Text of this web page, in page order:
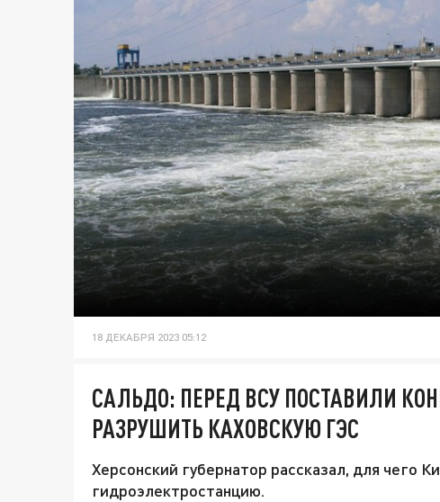
18 ДЕКАБРЯ 2023 05:12
САЛЬДО: ПЕРЕД ВСУ ПОСТАВИЛИ
РАЗРУШИТЬ КАХОВСКУЮ ГЭС
Херсонский губернатор рассказал, для чего
гидроэлектростанцию.